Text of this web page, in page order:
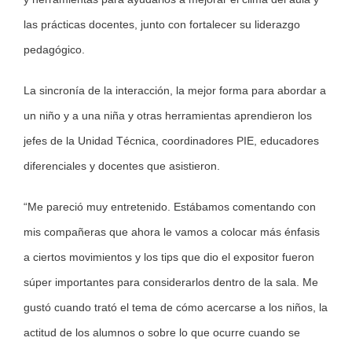
las prácticas docentes, junto con fortalecer su liderazgo
pedagógico.
La sincronía de la interacción, la mejor forma para abordar a
un niño y a una niña y otras herramientas aprendieron los
jefes de la Unidad Técnica, coordinadores PIE, educadores
diferenciales y docentes que asistieron.
“Me pareció muy entretenido. Estábamos comentando con
mis compañeras que ahora le vamos a colocar más énfasis
a ciertos movimientos y los tips que dio el expositor fueron
súper importantes para considerarlos dentro de la sala. Me
gustó cuando trató el tema de cómo acercarse a los niños, la
actitud de los alumnos o sobre lo que ocurre cuando se